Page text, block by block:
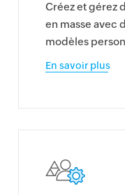
Créez et gérez
en masse avec
modèles
En savoir plus